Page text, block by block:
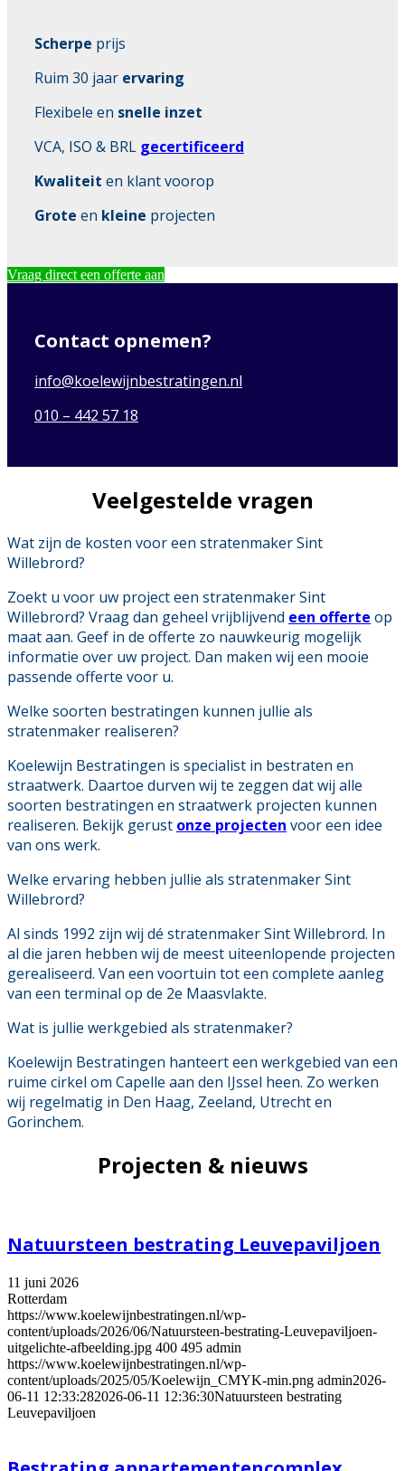
Scherpe prijs
Ruim 30 jaar ervaring
Flexibele en snelle inzet
VCA, ISO & BRL gecertificeerd
Kwaliteit en klant voorop
Grote en kleine projecten
Vraag direct een offerte aan
Contact opnemen?
info@koelewijnbestratingen.nl
010 – 442 57 18
Veelgestelde vragen
Wat zijn de kosten voor een stratenmaker Sint
Willebrord?
Zoekt u voor uw project een stratenmaker Sint
Willebrord? Vraag dan geheel vrijblijvend een offerte op
maat aan. Geef in de offerte zo nauwkeurig mogelijk
informatie over uw project. Dan maken wij een mooie
passende offerte voor u.
Welke soorten bestratingen kunnen jullie als
stratenmaker realiseren?
Koelewijn Bestratingen is specialist in bestraten en
straatwerk. Daartoe durven wij te zeggen dat wij alle
soorten bestratingen en straatwerk projecten kunnen
realiseren. Bekijk gerust onze projecten voor een idee
van ons werk.
Welke ervaring hebben jullie als stratenmaker Sint
Willebrord?
Al sinds 1992 zijn wij dé stratenmaker Sint Willebrord. In
al die jaren hebben wij de meest uiteenlopende projecten
gerealiseerd. Van een voortuin tot een complete aanleg
van een terminal op de 2e Maasvlakte.
Wat is jullie werkgebied als stratenmaker?
Koelewijn Bestratingen hanteert een werkgebied van een
ruime cirkel om Capelle aan den IJssel heen. Zo werken
wij regelmatig in Den Haag, Zeeland, Utrecht en
Gorinchem.
Projecten & nieuws
Natuursteen bestrating Leuvepaviljoen
11 juni 2026
Rotterdam
https://www.koelewijnbestratingen.nl/wp-
content/uploads/2026/06/Natuursteen-bestrating-Leuvepaviljoen-
uitgelichte-afbeelding.jpg 400 495 admin
https://www.koelewijnbestratingen.nl/wp-
content/uploads/2025/05/Koelewijn_CMYK-min.png admin2026-
06-11 12:33:282026-06-11 12:36:30Natuursteen bestrating
Leuvepaviljoen